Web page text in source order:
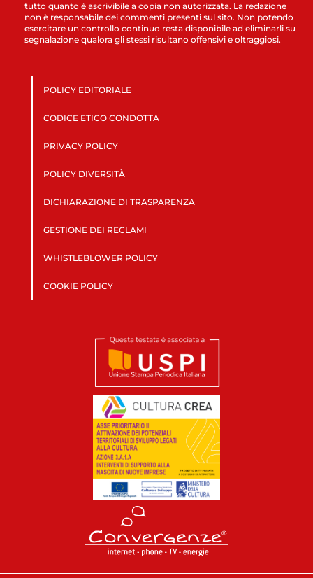
tutto quanto è ascrivibile a copia non autorizzata. La redazione
non è responsabile dei commenti presenti sul sito. Non potendo
esercitare un controllo continuo resta disponibile ad eliminarli su
segnalazione qualora gli stessi risultano offensivi e oltraggiosi.
POLICY EDITORIALE
CODICE ETICO CONDOTTA
PRIVACY POLICY
POLICY DIVERSITÀ
DICHIARAZIONE DI TRASPARENZA
GESTIONE DEI RECLAMI
WHISTLEBLOWER POLICY
COOKIE POLICY